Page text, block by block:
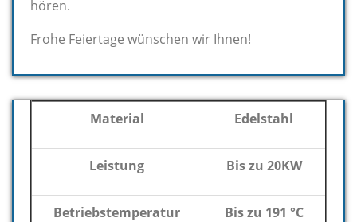
hören.
Frohe Feiertage wünschen wir Ihnen!
Material Edelstahl
Leistung Bis zu 20KW
Betriebstemperatur Bis zu 191 °C